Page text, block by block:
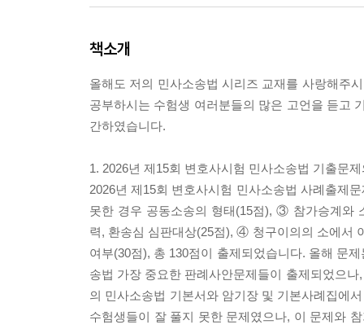
책소개
올해도 저의 민사소송법 시리즈 교재를 사랑해주
공부하시는 수험생 여러분들의 많은 고언을 듣고
간하였습니다.
1. 2026년 제15회 변호사시험 민사소송법 기출문
2026년 제15회 변호사시험 민사소송법 사례출제
못한 경우 공동소송의 형태(15점), ③ 참가승계와
력, 환송심 심판대상(25점), ④ 청구이의의 소에서
여부(30점), 총 130점이 출제되었습니다. 올해 문
송법 가장 중요한 판례사안문제들이 출제되었으
의 민사소송법 기본서와 암기장 및 기본사례집에
수험생들이 잘 풀지 못한 문제였으나, 이 문제와